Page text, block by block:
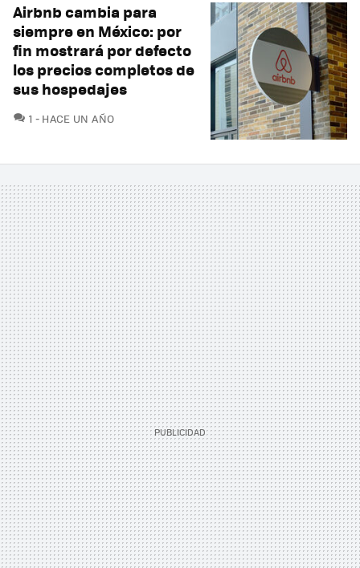
Airbnb cambia para
siempre en México: por
fin mostrará por defecto
los precios completos de
sus hospedajes
1 COMENTARIOS
HACE UN AÑO